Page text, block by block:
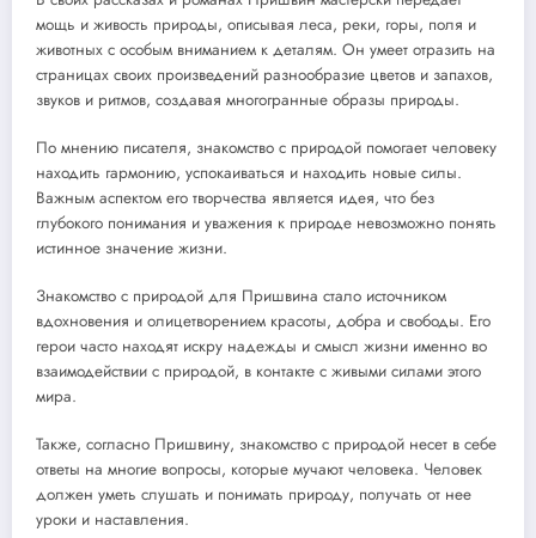
мощь и живость природы, описывая леса, реки, горы, поля и
животных с особым вниманием к деталям. Он умеет отразить на
страницах своих произведений разнообразие цветов и запахов,
звуков и ритмов, создавая многогранные образы природы.
По мнению писателя, знакомство с природой помогает человеку
находить гармонию, успокаиваться и находить новые силы.
Важным аспектом его творчества является идея, что без
глубокого понимания и уважения к природе невозможно понять
истинное значение жизни.
Знакомство с природой для Пришвина стало источником
вдохновения и олицетворением красоты, добра и свободы. Его
герои часто находят искру надежды и смысл жизни именно во
взаимодействии с природой, в контакте с живыми силами этого
мира.
Также, согласно Пришвину, знакомство с природой несет в себе
ответы на многие вопросы, которые мучают человека. Человек
должен уметь слушать и понимать природу, получать от нее
уроки и наставления.